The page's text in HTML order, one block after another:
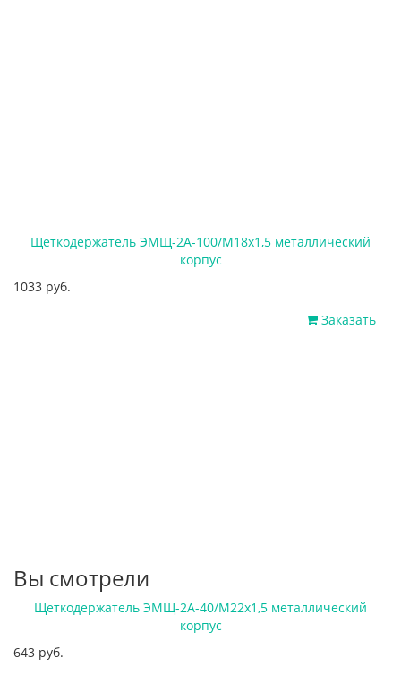
Щеткодержатель ЭМЩ-2А-100/М18х1,5 металлический
корпус
1033 руб.
Заказать
Вы смотрели
Щеткодержатель ЭМЩ-2А-40/М22х1,5 металлический
корпус
643 руб.